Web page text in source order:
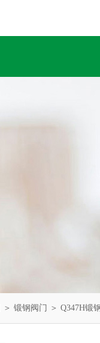
＞ 锻钢阀门 ＞ Q347H锻